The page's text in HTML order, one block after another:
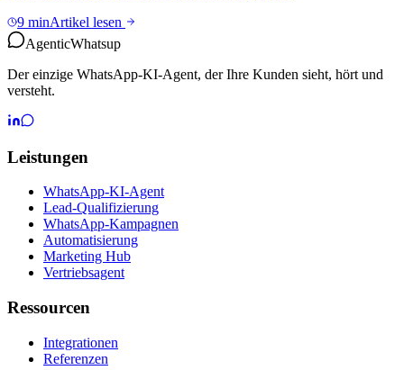
9 minArtikel lesen
AgenticWhatsup
Der einzige WhatsApp-KI-Agent, der Ihre Kunden sieht, hört und
versteht.
Leistungen
WhatsApp-KI-Agent
Lead-Qualifizierung
WhatsApp-Kampagnen
Automatisierung
Marketing Hub
Vertriebsagent
Ressourcen
Integrationen
Referenzen